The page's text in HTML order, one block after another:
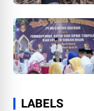
LABELS